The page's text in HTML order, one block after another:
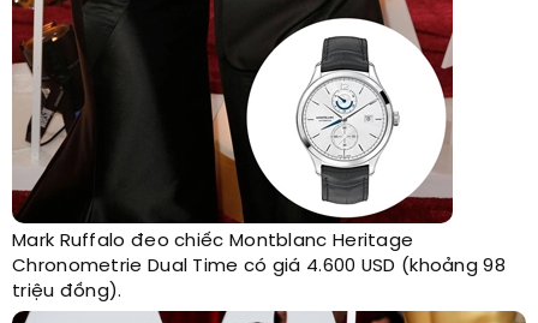
Mark Ruffalo đeo chiếc Montblanc Heritage
Chronometrie Dual Time có giá 4.600 USD (khoảng 98
triệu đồng).